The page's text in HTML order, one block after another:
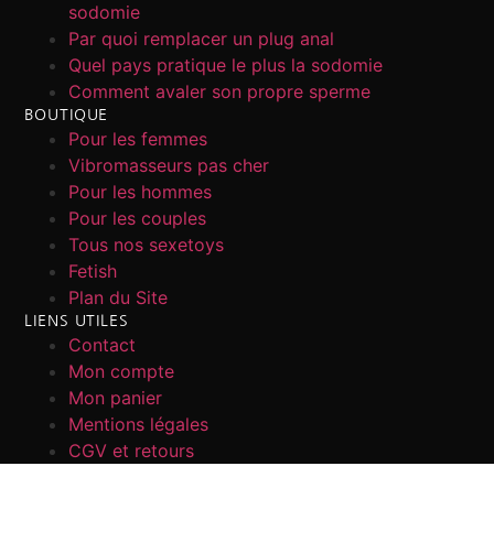
sodomie
Par quoi remplacer un plug anal
Quel pays pratique le plus la sodomie
Comment avaler son propre sperme
BOUTIQUE
Pour les femmes
Vibromasseurs pas cher
Pour les hommes
Pour les couples
Tous nos sexetoys
Fetish
Plan du Site
LIENS UTILES
Contact
Mon compte
Mon panier
Mentions légales
CGV et retours